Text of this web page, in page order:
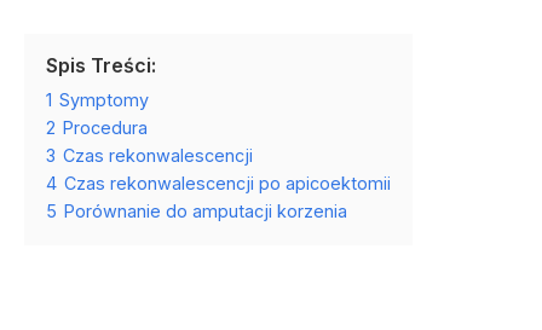
Spis Treści:
1 Symptomy
2 Procedura
3 Czas rekonwalescencji
4 Czas rekonwalescencji po apicoektomii
5 Porównanie do amputacji korzenia